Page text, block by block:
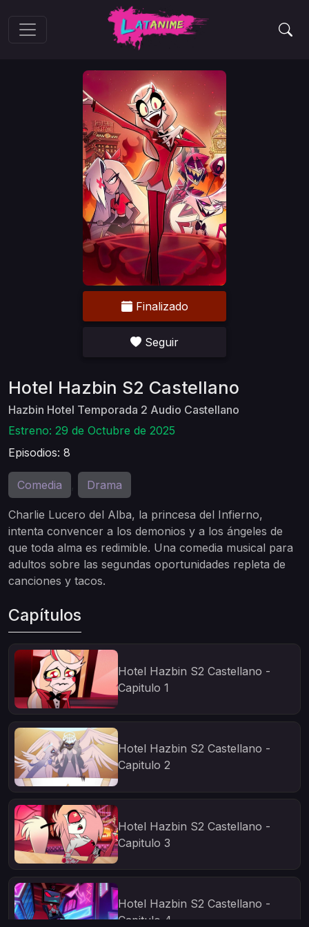
Finalizado
Seguir
Hotel Hazbin S2 Castellano
Hazbin Hotel Temporada 2 Audio Castellano
Estreno: 29 de Octubre de 2025
Episodios: 8
Comedia Drama
Charlie Lucero del Alba, la princesa del Infierno,
intenta convencer a los demonios y a los ángeles de
que toda alma es redimible. Una comedia musical para
adultos sobre las segundas oportunidades repleta de
canciones y tacos.
Capítulos
Hotel Hazbin S2 Castellano -
Capitulo 1
Hotel Hazbin S2 Castellano -
Capitulo 2
Hotel Hazbin S2 Castellano -
Capitulo 3
Hotel Hazbin S2 Castellano -
Capitulo 4